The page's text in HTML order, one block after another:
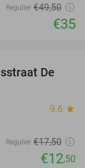
Regulier €49,50
€35
29%
De
9.6 star
Regulier €17,50
€12,50